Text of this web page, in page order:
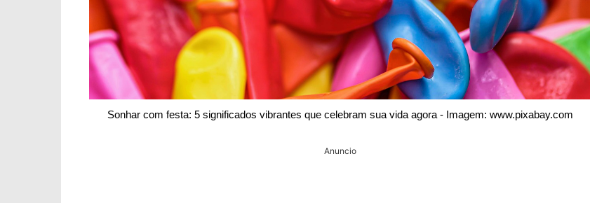
Sonhar com festa: 5 significados vibrantes que celebram sua vida agora - Imagem: www.pixabay.com
Anuncio